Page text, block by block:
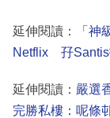
延伸閱讀：
「
Netflix 孖Santis
延伸閱讀： 嚴選
完勝私樓：呢條